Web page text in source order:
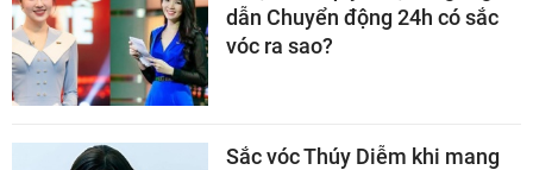
dẫn Chuyển động 24h có sắc
vóc ra sao?
Sắc vóc Thúy Diễm khi mang